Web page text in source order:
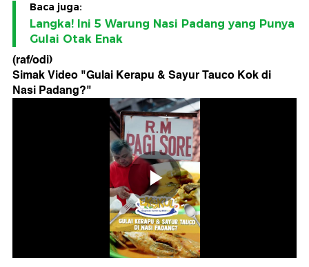
Baca juga:
Langka! Ini 5 Warung Nasi Padang yang Punya
Gulai Otak Enak
(raf/odi)
Simak Video "Gulai Kerapu & Sayur Tauco Kok di
Nasi Padang?"